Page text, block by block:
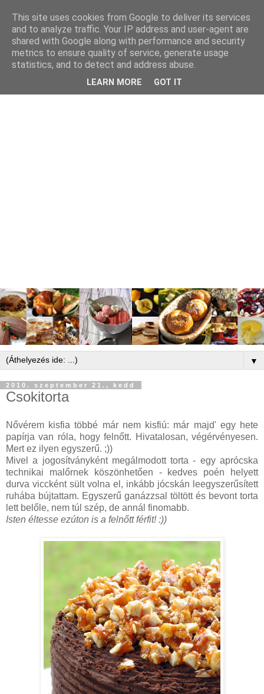
▼
2010. szeptember 21., kedd
Csokitorta
Nővérem kisfia többé már nem kisfiú: már majd' egy hete
papírja van róla, hogy felnőtt. Hivatalosan, végérvényesen.
Mert ez ilyen egyszerű. ;))
Mivel a jogosítványként megálmodott torta - egy aprócska
technikai malőrnek köszönhetően - kedves poén helyett
durva viccként sült volna el, inkább jócskán leegyszerűsített
ruhába bújtattam. Egyszerű ganázzsal töltött és bevont torta
lett belőle, nem túl szép, de annál finomabb.
Isten éltesse ezúton is a felnőtt férfit! :))
This site uses cookies from Google to deliver its services
and to analyze traffic. Your IP address and user-agent are
shared with Google along with performance and security
metrics to ensure quality of service, generate usage
statistics, and to detect and address abuse.
LEARN MORE GOT IT